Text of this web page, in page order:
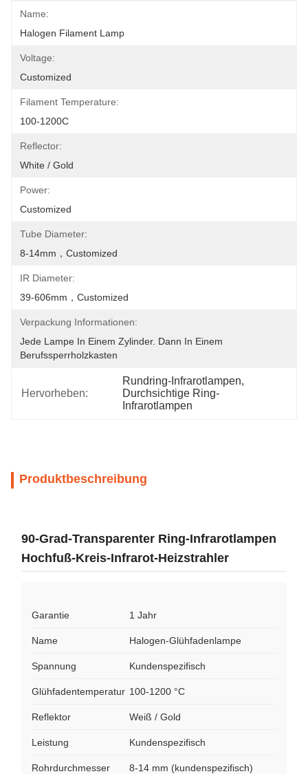
Name:
Halogen Filament Lamp
Voltage:
Customized
Filament Temperature:
100-1200C
Reflector:
White / Gold
Power:
Customized
Tube Diameter:
8-14mm，customized
IR Diameter:
39-606mm，customized
Verpackung Informationen:
Jede Lampe In Einem Zylinder. Dann In Einem
Berufssperrholzkasten
Hervorheben:
Rundring-Infrarotlampen,
Durchsichtige Ring-
Infrarotlampen
Produktbeschreibung
90-Grad-Transparenter Ring-Infrarotlampen
Hochfuß-Kreis-Infrarot-Heizstrahler
Garantie 1 Jahr
Name Halogen-Glühfadenlampe
Spannung Kundenspezifisch
Glühfadentemperatur 100-1200 °C
Reflektor Weiß / Gold
Leistung Kundenspezifisch
Rohrdurchmesser 8-14 mm (kundenspezifisch)